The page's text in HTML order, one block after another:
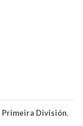
Primeira División,